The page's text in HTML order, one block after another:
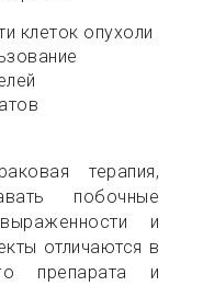
клеток опухоли
терапия,
побочные
и
отличаются в
препарата и